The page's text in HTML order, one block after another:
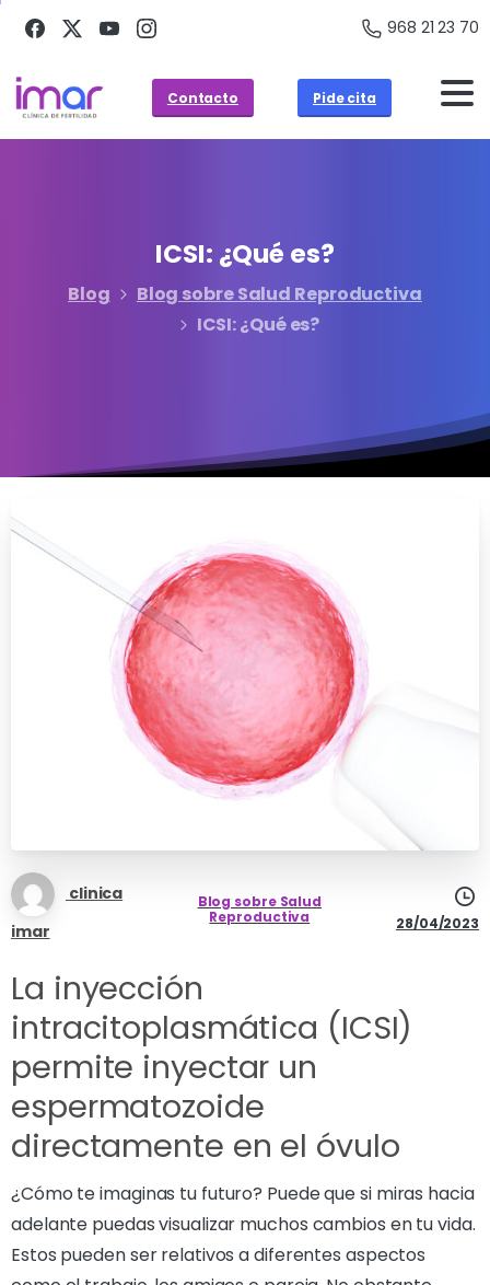
968 21 23 70
Contacto Pide cita
ICSI: ¿Qué es?
Blog
Blog sobre Salud Reproductiva
ICSI: ¿Qué es?
clinica
imar
Blog sobre Salud
Reproductiva
28/04/2023
La inyección
intracitoplasmática (ICSI)
permite inyectar un
espermatozoide
directamente en el óvulo
¿Cómo te imaginas tu futuro? Puede que si miras hacia
adelante puedas visualizar muchos cambios en tu vida.
Estos pueden ser relativos a diferentes aspectos